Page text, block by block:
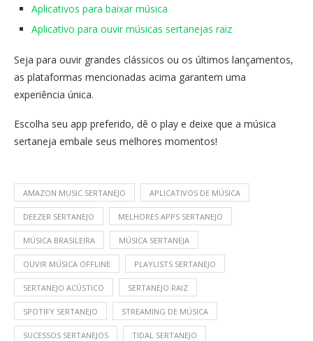
Aplicativos para baixar música
Aplicativo para ouvir músicas sertanejas raiz
Seja para ouvir grandes clássicos ou os últimos lançamentos,
as plataformas mencionadas acima garantem uma
experiência única.
Escolha seu app preferido, dê o play e deixe que a música
sertaneja embale seus melhores momentos!
AMAZON MUSIC SERTANEJO APLICATIVOS DE MÚSICA
DEEZER SERTANEJO MELHORES APPS SERTANEJO
MÚSICA BRASILEIRA MÚSICA SERTANEJA
OUVIR MÚSICA OFFLINE PLAYLISTS SERTANEJO
SERTANEJO ACÚSTICO SERTANEJO RAIZ
SPOTIFY SERTANEJO STREAMING DE MÚSICA
SUCESSOS SERTANEJOS TIDAL SERTANEJO